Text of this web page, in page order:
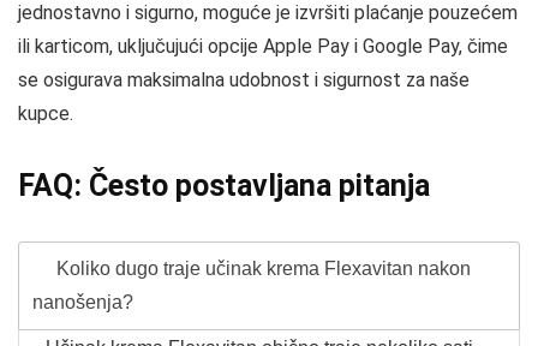
jednostavno i sigurno, moguće je izvršiti plaćanje pouzećem
ili karticom, uključujući opcije Apple Pay i Google Pay, čime
se osigurava maksimalna udobnost i sigurnost za naše
kupce.
FAQ: Često postavljana pitanja
Koliko dugo traje učinak krema Flexavitan nakon
nanošenja?